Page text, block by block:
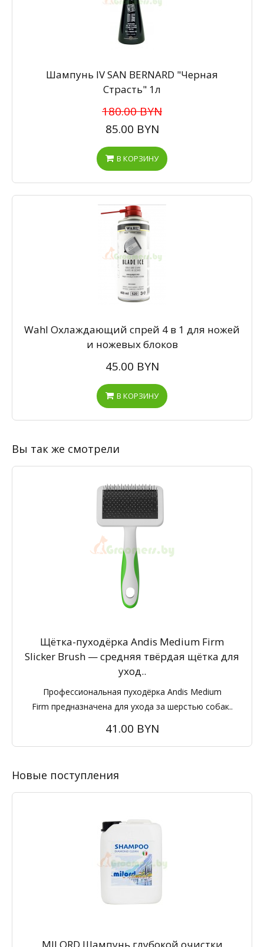
Шампунь IV SAN BERNARD "Черная
Страсть" 1л
180.00 BYN
85.00 BYN
В КОРЗИНУ
Wahl Охлаждающий спрей 4 в 1 для ножей
и ножевых блоков
45.00 BYN
В КОРЗИНУ
Вы так же смотрели
Щётка-пуходёрка Andis Medium Firm
Slicker Brush — средняя твёрдая щётка для
уход..
Профессиональная пуходёрка Andis Medium
Firm предназначена для ухода за шерстью собак..
41.00 BYN
Новые поступления